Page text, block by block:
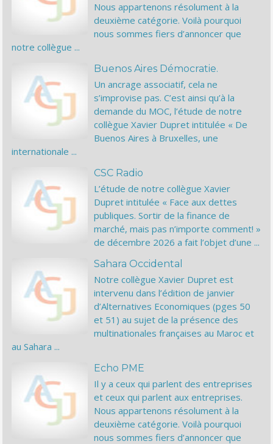
Nous appartenons résolument à la
deuxième catégorie. Voilà pourquoi
nous sommes fiers d’annoncer que
notre collègue ...
Buenos Aires Démocratie.
Un ancrage associatif, cela ne
s’improvise pas. C’est ainsi qu’à la
demande du MOC, l’étude de notre
collègue Xavier Dupret intitulée « De
Buenos Aires à Bruxelles, une
internationale ...
CSC Radio
L’étude de notre collègue Xavier
Dupret intitulée « Face aux dettes
publiques. Sortir de la finance de
marché, mais pas n’importe comment! »
de décembre 2026 a fait l’objet d’une ...
Sahara Occidental
Notre collègue Xavier Dupret est
intervenu dans l’édition de janvier
d’Alternatives Economiques (pges 50
et 51) au sujet de la présence des
multinationales françaises au Maroc et
au Sahara ...
Echo PME
Il y a ceux qui parlent des entreprises
et ceux qui parlent aux entreprises.
Nous appartenons résolument à la
deuxième catégorie. Voilà pourquoi
nous sommes fiers d’annoncer que